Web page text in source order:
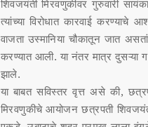
शिवजयंती मिरवणुकीवर गुरुवारी
त्यांच्या विरोधात कारवाई
वाजता उस्मानिया चौकातून जात
करण्यात आली. या नंतर मात्र दुसऱ्या
झाले.
या बाबत सविस्तर वृत्त असे की,
मिरवणुकीचे आयोजन छत्रपती